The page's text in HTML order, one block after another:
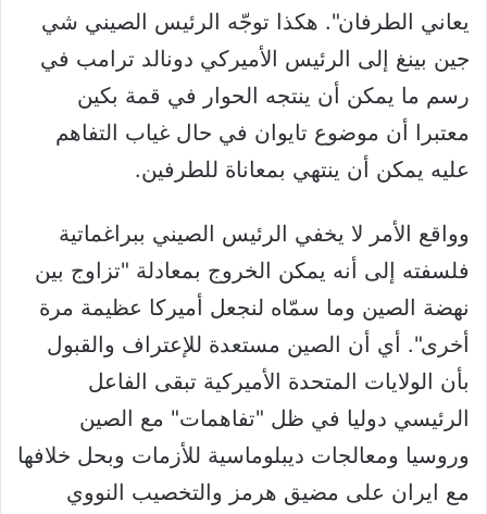
يعاني الطرفان". هكذا توجّه الرئيس الصيني شي
جين بينغ إلى الرئيس الأميركي دونالد ترامب في
رسم ما يمكن أن ينتجه الحوار في قمة بكين
معتبرا أن موضوع تايوان في حال غياب التفاهم
عليه يمكن أن ينتهي بمعاناة للطرفين.
وواقع الأمر لا يخفي الرئيس الصيني ببراغماتية
فلسفته إلى أنه يمكن الخروج بمعادلة "تزاوج بين
نهضة الصين وما سمّاه لنجعل أميركا عظيمة مرة
أخرى". أي أن الصين مستعدة للإعتراف والقبول
بأن الولايات المتحدة الأميركية تبقى الفاعل
الرئيسي دوليا في ظل "تفاهمات" مع الصين
وروسيا ومعالجات ديبلوماسية للأزمات وبحل خلافها
مع ايران على مضيق هرمز والتخصيب النووي